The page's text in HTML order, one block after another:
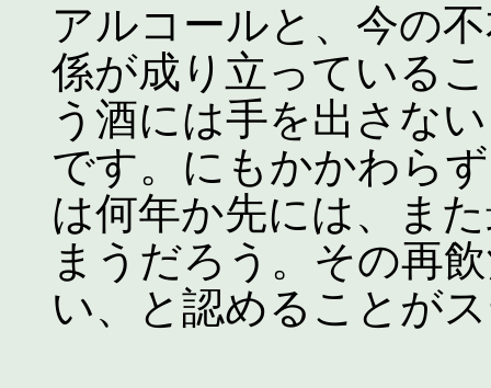
アルコールと、今の
係が成り立っている
う酒には手を出さな
です。にもかかわら
は何年か先には、ま
まうだろう。その再
い、と認めることが